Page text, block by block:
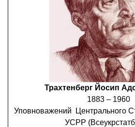
Трахтенберг Йосип
1883 – 1960
Уповноважений Центрального
УСРР